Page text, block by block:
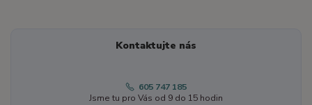
Kontaktujte nás
605 747 185
Jsme tu pro Vás od 9 do 15 hodin